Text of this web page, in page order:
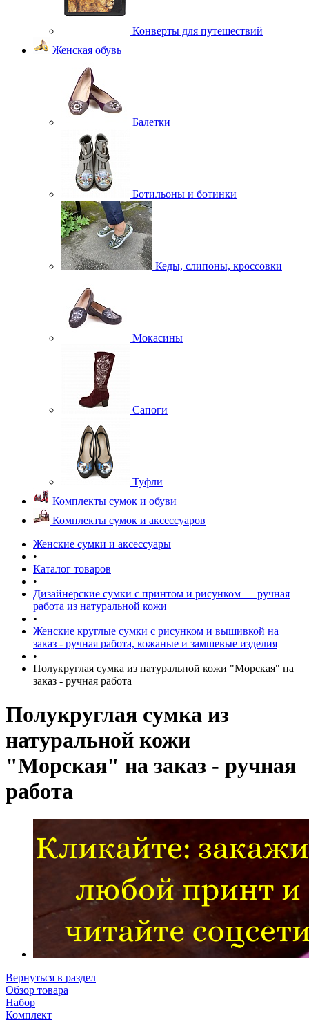
Конверты для путешествий
Женская обувь
Балетки
Ботильоны и ботинки
Кеды, слипоны, кроссовки
Мокасины
Сапоги
Туфли
Комплекты сумок и обуви
Комплекты сумок и аксессуаров
Женские сумки и аксессуары
•
Каталог товаров
•
Дизайнерские сумки с принтом и рисунком — ручная
работа из натуральной кожи
•
Женские круглые сумки c рисунком и вышивкой на
заказ - ручная работа, кожаные и замшевые изделия
•
Полукруглая сумка из натуральной кожи "Морская" на
заказ - ручная работа
Полукруглая сумка из
натуральной кожи
"Морская" на заказ - ручная
работа
Вернуться в раздел
Обзор товара
Набор
Комплект